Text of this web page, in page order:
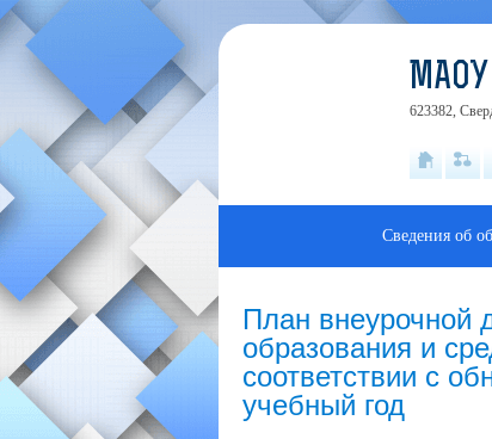
План внеурочной
образования и
соответствии с
учебный год
623382,
Сведения об